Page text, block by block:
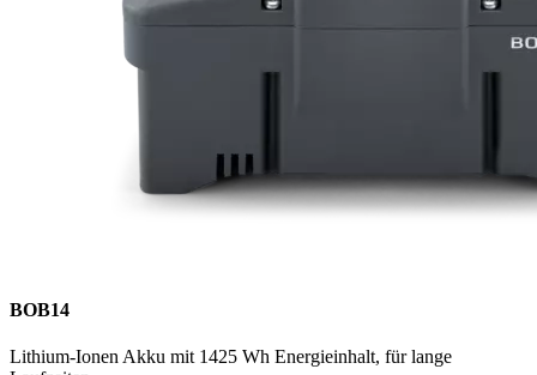
BOB14
Lithium-Ionen Akku mit 1425 Wh Energieinhalt, für lange